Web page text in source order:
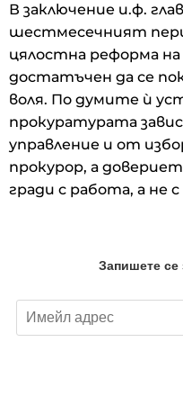
В заключение и.ф.
шестмесечният
цялостна реформа
достатъчен да се
воля. По думите ѝ
прокуратурата
управление и от
прокурор, а
гради с работа, а не